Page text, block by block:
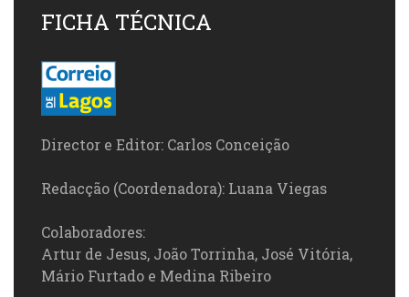
FICHA TÉCNICA
Director e Editor: Carlos Conceição
Redacção (Coordenadora): Luana Viegas
Colaboradores:
Artur de Jesus, João Torrinha, José Vitória,
Mário Furtado e Medina Ribeiro